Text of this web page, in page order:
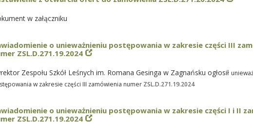
w załączniku
o unieważnieniu postępowania w zakresie części III
ZSL.D.271.19.2024
Zespołu Szkół Leśnych im. Romana Gesinga w Zagnańsku ogłosił
w zakresie części III zamówienia numer ZSL.D.271.19.2024
o unieważnieniu postępowania w zakresie części I i II
ZSL.D.271.19.2024